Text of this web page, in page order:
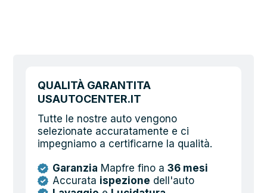
QUALITÀ GARANTITA
USAUTOCENTER.IT
Tutte le nostre auto vengono
selezionate accuratamente e ci
impegniamo a certificarne la qualità.
Garanzia Mapfre fino a 36 mesi
Accurata ispezione dell'auto